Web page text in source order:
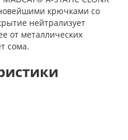
крючками со
нейтрализует
от металлических
сома.